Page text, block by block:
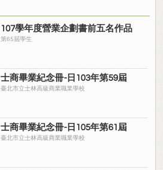
107學年度營業企劃書前五名作品
第65屆學生
士商畢業紀念冊-日103年第59屆
臺北市立士林高級商業職業學校
士商畢業紀念冊-日105年第61屆
臺北市立士林高級商業職業學校